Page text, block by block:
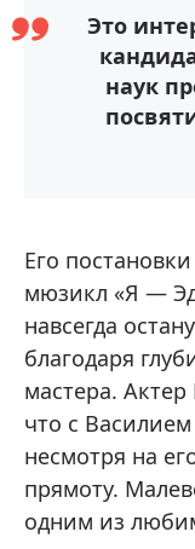
Это
наук
Его
мюзикл «Я —
навсегда
благодаря
мастера.
что с
несмотря на
прямоту.
одним из